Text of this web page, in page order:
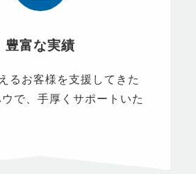
豊富な実績
るお客様を支援してきた
で、手厚くサポートいた